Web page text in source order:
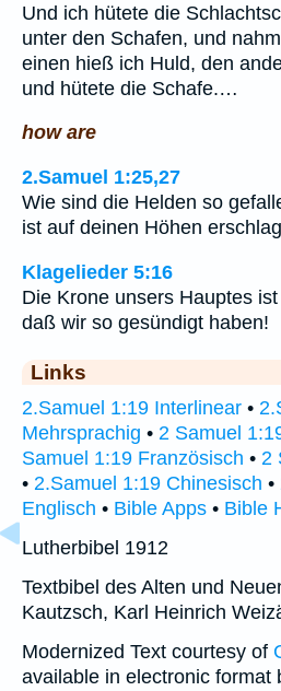
Und ich hütete die
unter den Schafen, und
einen hieß ich Huld, den
und hütete die Schafe.…
how are
2.Samuel 1:25,27
Wie sind die Helden so
ist auf deinen Höhen
Klagelieder 5:16
Die Krone unsers Hauptes
daß wir so gesündigt haben!
Links
2.Samuel 1:19 Interlinear •
Mehrsprachig • 2 Samuel
Samuel 1:19 Französisch • 2
• 2.Samuel 1:19 Chinesisch •
Englisch • Bible Apps • Bible
Lutherbibel 1912
Textbibel des Alten und
Kautzsch, Karl Heinrich
Modernized Text courtesy of
available in electronic format